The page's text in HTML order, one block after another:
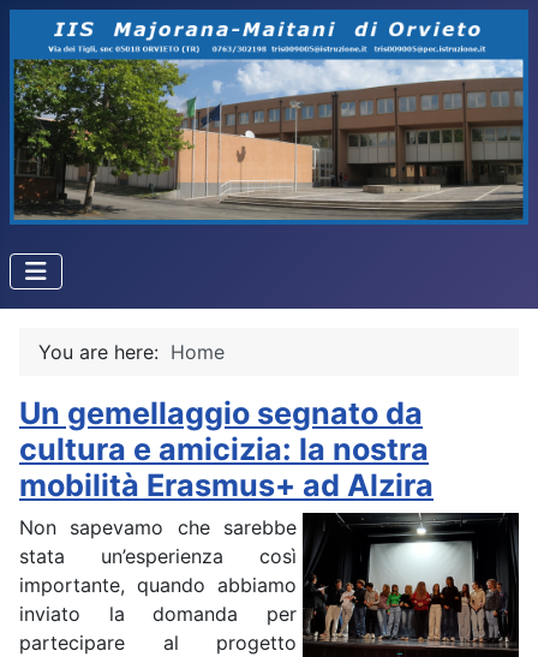
You are here: Home
Un gemellaggio segnato da
cultura e amicizia: la nostra
mobilità Erasmus+ ad Alzira
Non sapevamo che sarebbe
stata un’esperienza così
importante, quando abbiamo
inviato la domanda per
partecipare al progetto